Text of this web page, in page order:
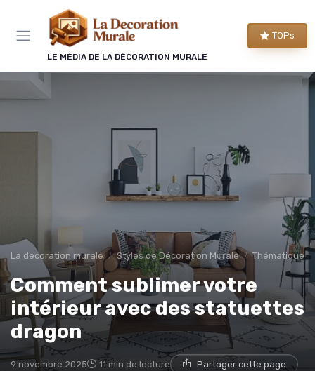
LE MÉDIA DE LA DÉCORATION MURALE
TOPs
La decoration murale Styles de Décoration Murale Thématique
Comment sublimer votre
intérieur avec des statuettes
dragon
9 novembre 2025 11 min de lecture Partager cette page
Panneau de gestion des cookies